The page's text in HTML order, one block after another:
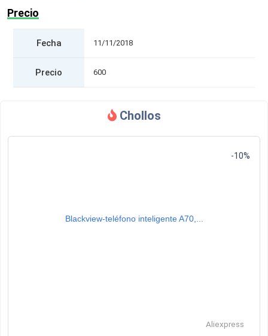
Precio
Fecha 11/11/2018
Precio 600
Chollos
Blackview-teléfono inteligente A70,...
Aliexpress
-10%